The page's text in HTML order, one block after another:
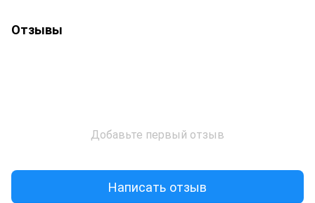
Отзывы
Добавьте первый отзыв
Написать отзыв